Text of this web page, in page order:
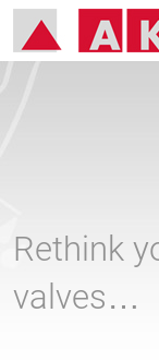
Rethink
valves…